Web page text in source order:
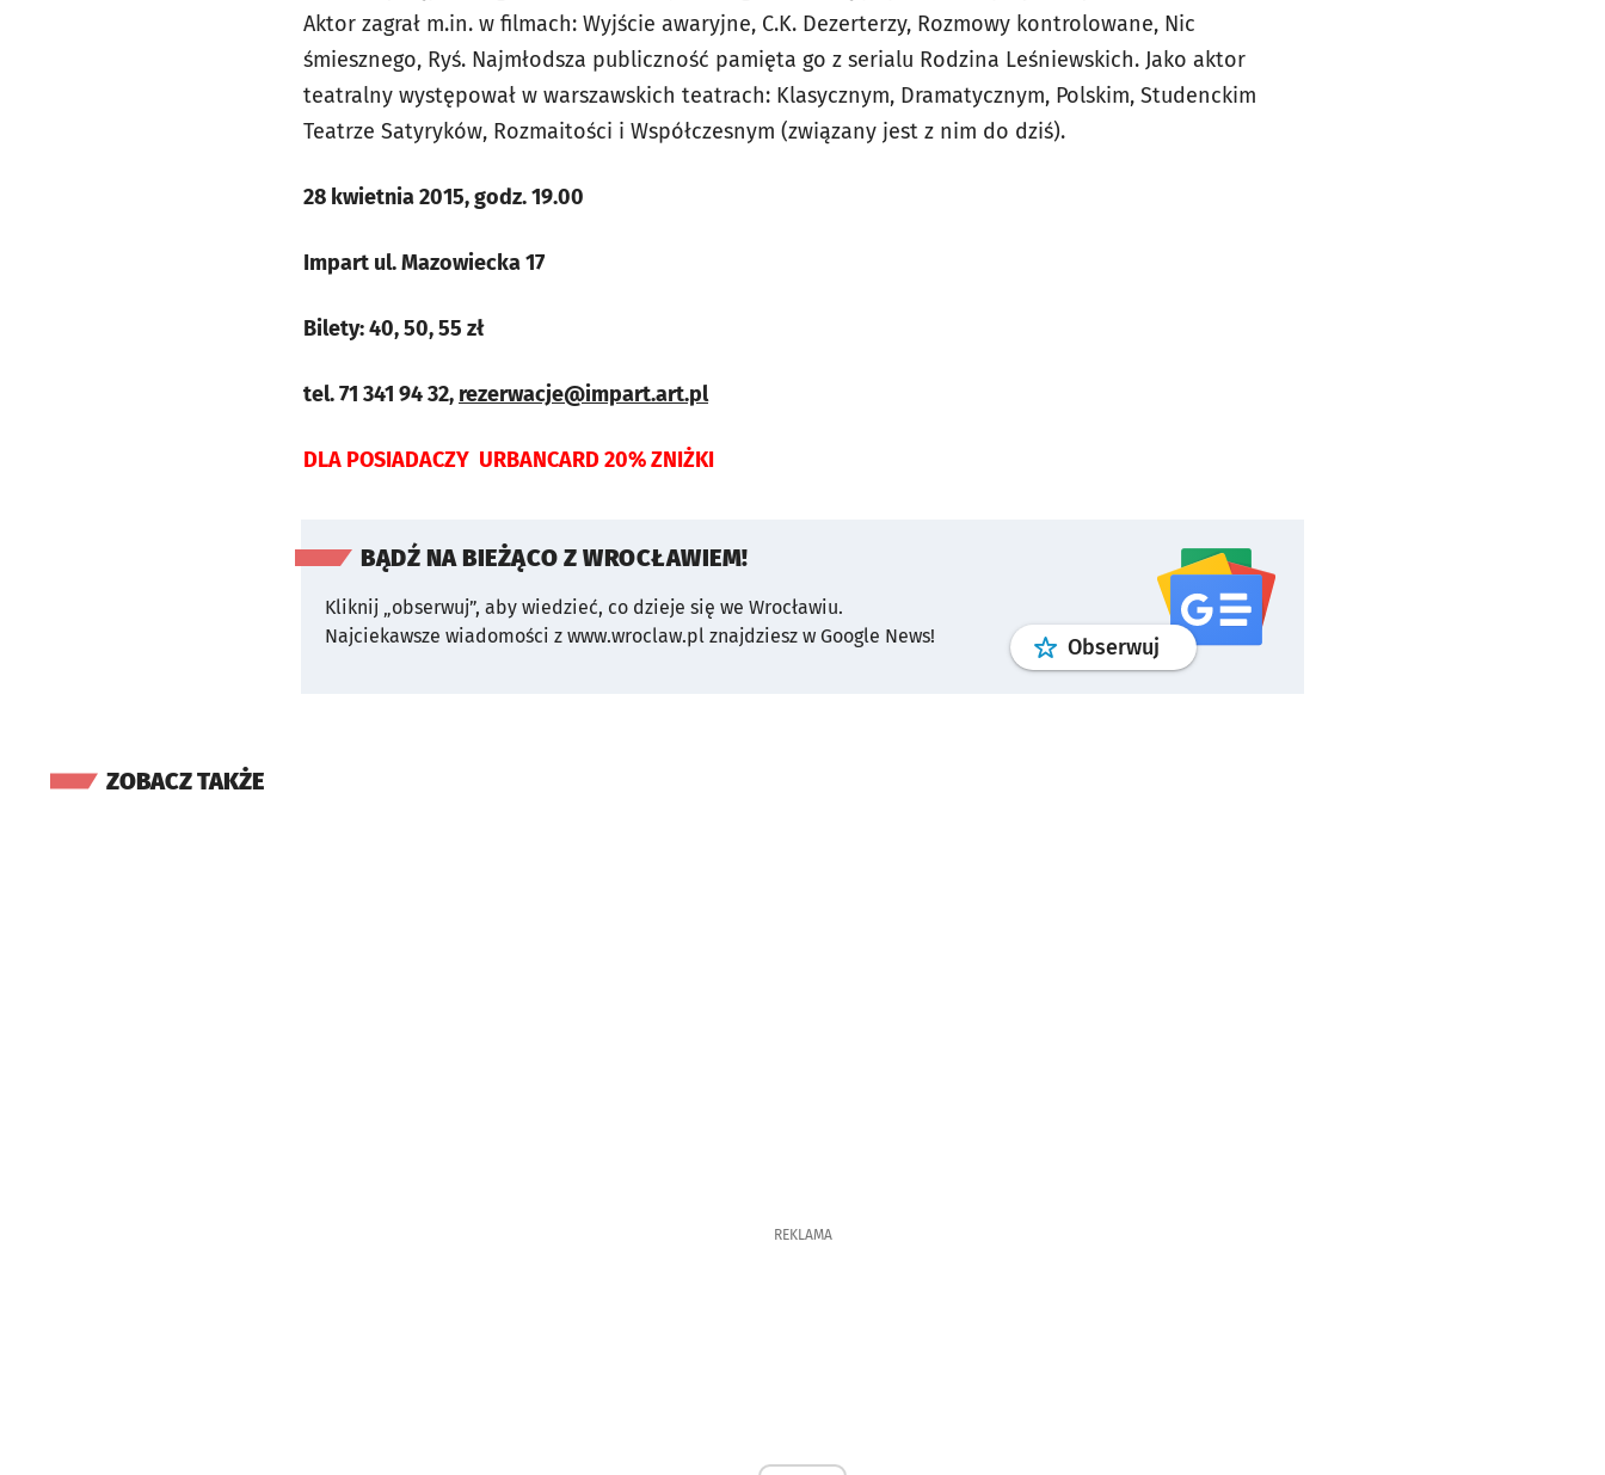
Aktor zagrał m.in. w filmach: Wyjście awaryjne, C.K. Dezerterzy, Rozmowy kontrolowane, Nic
śmiesznego, Ryś. Najmłodsza publiczność pamięta go z serialu Rodzina Leśniewskich. Jako aktor
teatralny występował w warszawskich teatrach: Klasycznym, Dramatycznym, Polskim, Studenckim
Teatrze Satyryków, Rozmaitości i Współczesnym (związany jest z nim do dziś).
28 kwietnia 2015, godz. 19.00
Impart ul. Mazowiecka 17
Bilety: 40, 50, 55 zł
tel. 71 341 94 32, rezerwacje@impart.art.pl
DLA POSIADACZY URBANCARD 20% ZNIŻKI
BĄDŹ NA BIEŻĄCO Z WROCŁAWIEM!
Kliknij „obserwuj”, aby wiedzieć, co dzieje się we Wrocławiu.
Najciekawsze wiadomości z www.wroclaw.pl znajdziesz w Google News!
Obserwuj profilgoogle news
ZOBACZ TAKŻE
REKLAMA